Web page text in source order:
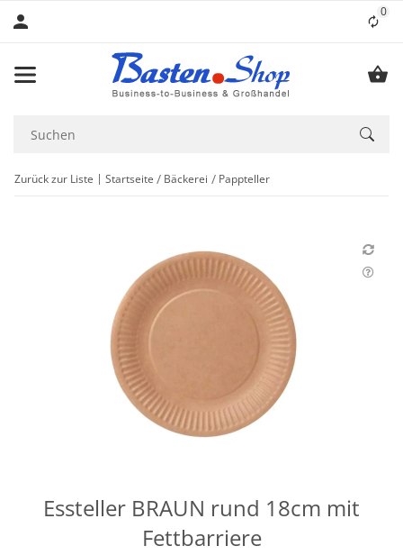
0
Zurück zur Liste Startseite Bäckerei Pappteller
Essteller BRAUN rund 18cm mit
Fettbarriere